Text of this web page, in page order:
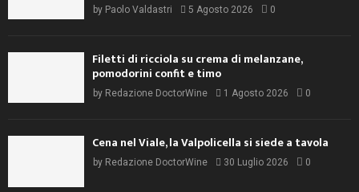
by Paolo Valdastri 5 Agosto 2026 0
Filetti di ricciola su crema di melanzane,
pomodorini confit e timo
by Redazione DoctorWine 1 Agosto 2026 0
Cena nel Viale, la Valpolicella si siede a tavola
by Redazione DoctorWine 30 Luglio 2026 0